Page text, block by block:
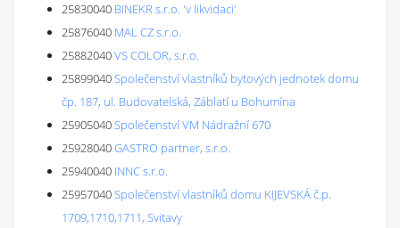
25830040 BINEKR s.r.o. 'v likvidaci'
25876040 MAL CZ s.r.o.
25882040VS COLOR, s.r.o.
25899040Společenství vlastníků bytových jednotek domu
čp. 187, ul. Budovatelská, Záblatí u Bohumína
25905040Společenství VM Nádražní 670
25928040GASTRO partner, s.r.o.
25940040 INNC s.r.o.
25957040Společenství vlastníků domu KIJEVSKÁ č.p.
1709,1710,1711, Svitavy